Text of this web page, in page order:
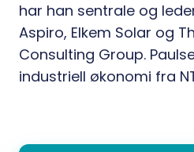
har han sentrale og
Aspiro, Elkem Solar og
Consulting Group.
industriell økonomi fra